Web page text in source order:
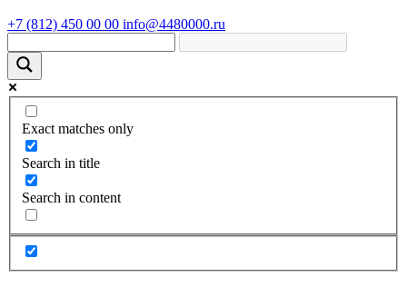
+7 (812) 450 00 00 info@4480000.ru
Exact matches only
Search in title
Search in content